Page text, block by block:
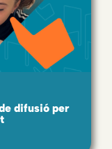
difusió per